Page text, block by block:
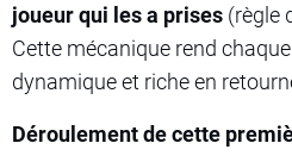
joueur qui les a prises (règle
Cette mécanique rend
dynamique et riche en
Déroulement de cette